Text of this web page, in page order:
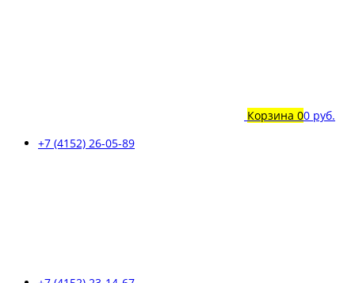
Корзина 00 руб.
+7 (4152) 26-05-89